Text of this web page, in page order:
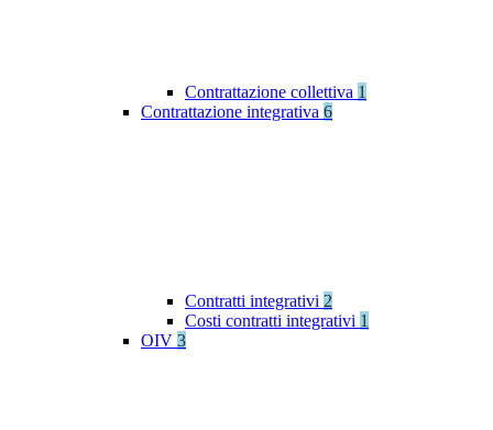
Contrattazione collettiva 1
Contrattazione integrativa 6
Contratti integrativi 2
Costi contratti integrativi 1
OIV 3